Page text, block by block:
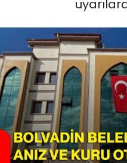
SPOR
11:11 MANŞET